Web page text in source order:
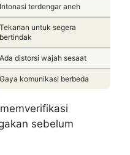
Intonasi terdengar aneh
Tekanan untuk segera
bertindak
Ada distorsi wajah sesaat
Gaya komunikasi berbeda
sebelum